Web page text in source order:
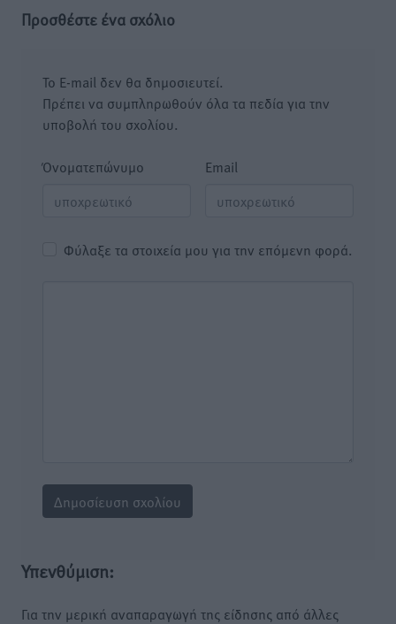
Προσθέστε ένα σχόλιο
Το E-mail δεν θα δημοσιευτεί.
Πρέπει να συμπληρωθούν όλα τα πεδία για την
υποβολή του σχολίου.
Όνοματεπώνυμο Email
Φύλαξε τα στοιχεία μου για την επόμενη φορά.
Υπενθύμιση:
Για την μερική αναπαραγωγή της είδησης από άλλες